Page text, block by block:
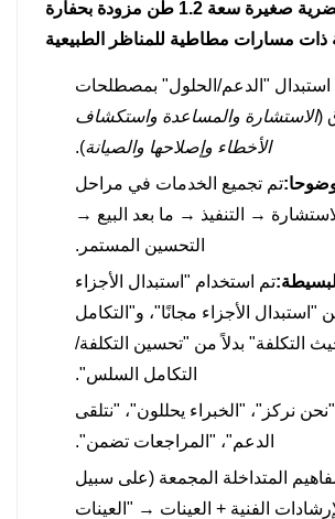
استبدال "الدعم/الحلول" بمصطلحات
(الاستشارة والمساعدة واستكشاف
الأخطاء وإصلاحها والصيانة).
تم تجميع الخدمات في مراحل
→ التنفيذ → ما بعد البيع →
التحسين المستمر.
تم استخدام "استبدال الأجزاء
"استبدال الأجزاء مجانًا"، و"التكامل
التكلفة" بدلاً من "تحسين التكلفة/
التكامل السلس".
"نحن نركز"، "الخبراء يحللون"، "نتلقى
الدعم"، "المراجعات تضمن".
المتداخلة المجمعة (على سبيل
الفنية + العينات → "العينات